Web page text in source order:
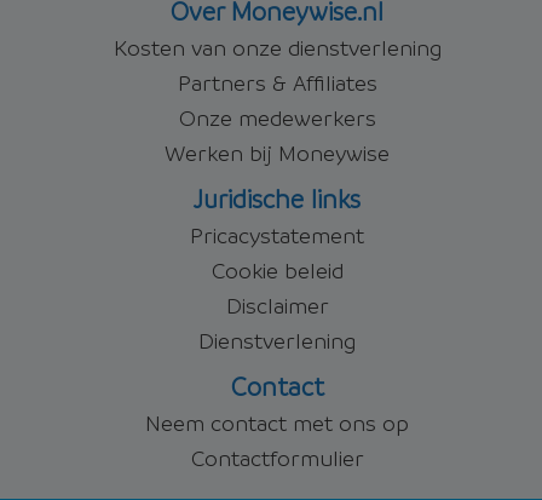
Over Moneywise.nl
Kosten van onze dienstverlening
Partners & Affiliates
Onze medewerkers
Werken bij Moneywise
Juridische links
Pricacystatement
Cookie beleid
Disclaimer
Dienstverlening
Contact
Neem contact met ons op
Contactformulier